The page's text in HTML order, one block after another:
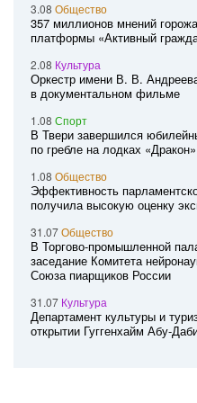
3.08 Общество
357 миллионов мнений
платформы «Активный
2.08 Культура
Оркестр имени В. В.
в документальном фильме
1.08 Спорт
В Твери завершился
по гребле на лодках «Дракон»
1.08 Общество
Эффективность
получила высокую оценку
31.07Общество
В Торгово-промышленной
заседание Комитета
Союза пиарщиков России
31.07 Культура
Департамент культуры и
открытии Гуггенхайм Абу-